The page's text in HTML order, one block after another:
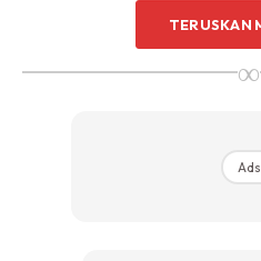
Koleksi terkininya untuk
TERUSKAN
∞
Ads